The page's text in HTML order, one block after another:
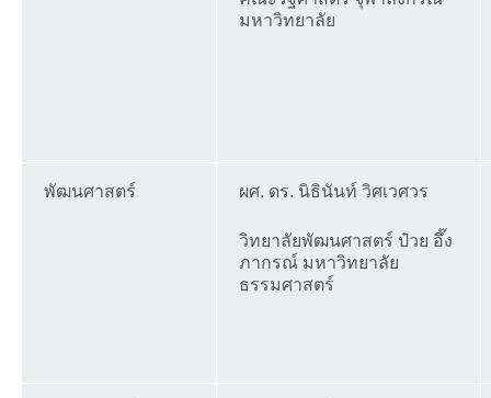
มหาวิทยาลัย
พัฒนศาสตร์ ผศ. ดร. นิธินันท์ วิศเวศวร
วิทยาลัยพัฒนศาสตร์ ป๋วย อึ๊ง
ภากรณ์ มหาวิทยาลัย
ธรรมศาสตร์